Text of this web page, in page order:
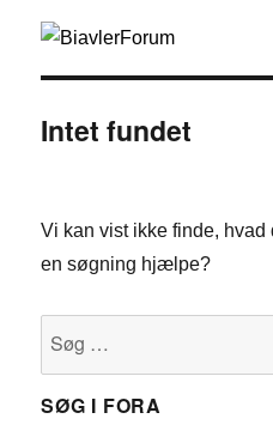
Intet fundet
Vi kan vist ikke finde, hvad
en søgning hjælpe?
SØG I FORA